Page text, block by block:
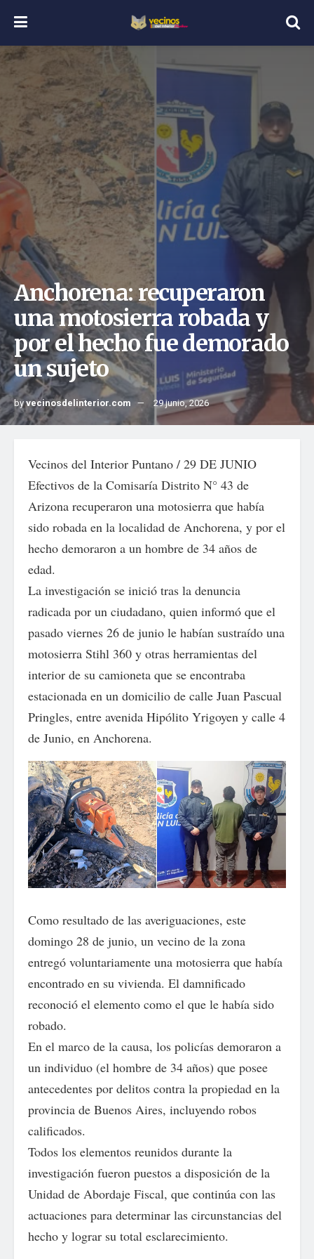
Anchorena: recuperaron
una motosierra robada y
por el hecho fue demorado
un sujeto
byvecinosdelinterior.com 29 junio, 2026
Vecinos del Interior Puntano / 29 DE JUNIO
Efectivos de la Comisaría Distrito N° 43 de
Arizona recuperaron una motosierra que había
sido robada en la localidad de Anchorena, y por el
hecho demoraron a un hombre de 34 años de
edad.
La investigación se inició tras la denuncia
radicada por un ciudadano, quien informó que el
pasado viernes 26 de junio le habían sustraído una
motosierra Stihl 360 y otras herramientas del
interior de su camioneta que se encontraba
estacionada en un domicilio de calle Juan Pascual
Pringles, entre avenida Hipólito Yrigoyen y calle 4
de Junio, en Anchorena.
Como resultado de las averiguaciones, este
domingo 28 de junio, un vecino de la zona
entregó voluntariamente una motosierra que había
encontrado en su vivienda. El damnificado
reconoció el elemento como el que le había sido
robado.
En el marco de la causa, los policías demoraron a
un individuo (el hombre de 34 años) que posee
antecedentes por delitos contra la propiedad en la
provincia de Buenos Aires, incluyendo robos
calificados.
Todos los elementos reunidos durante la
investigación fueron puestos a disposición de la
Unidad de Abordaje Fiscal, que continúa con las
actuaciones para determinar las circunstancias del
hecho y lograr su total esclarecimiento.